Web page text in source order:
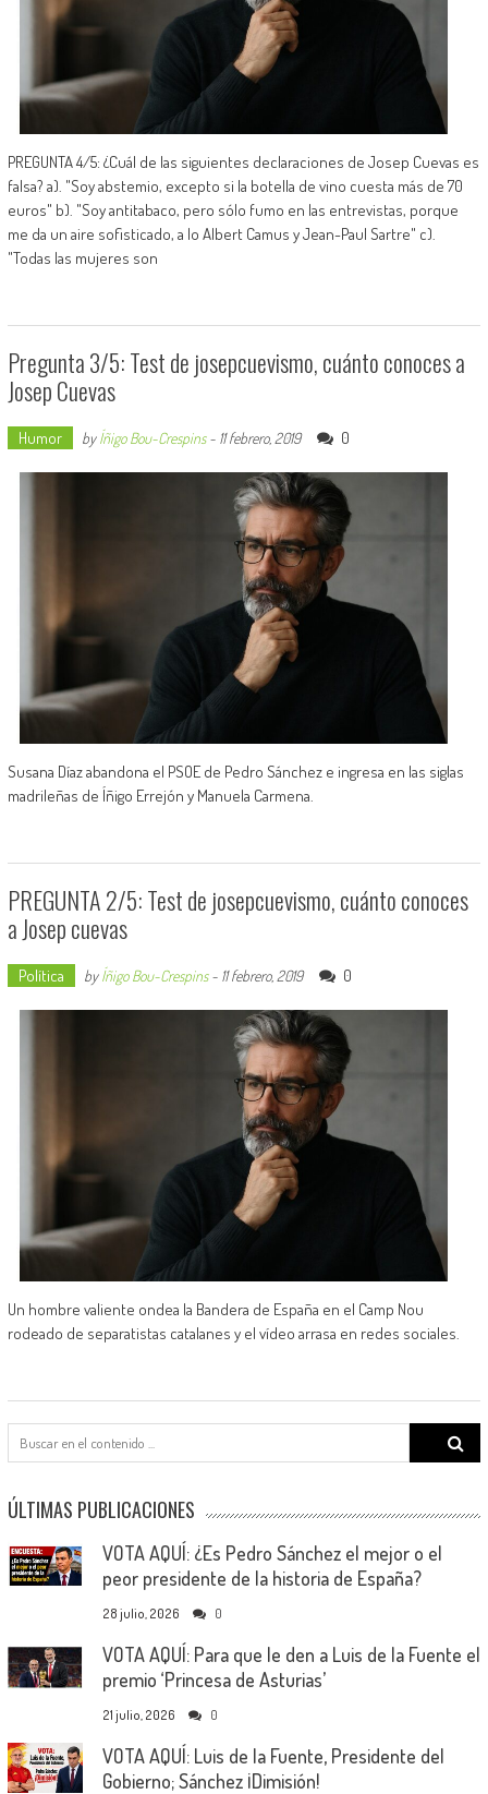
PREGUNTA 4/5: ¿Cuál de las siguientes declaraciones de Josep Cuevas es
falsa? a). "Soy abstemio, excepto si la botella de vino cuesta más de 70
euros" b). "Soy antitabaco, pero sólo fumo en las entrevistas, porque
me da un aire sofisticado, a lo Albert Camus y Jean-Paul Sartre" c).
"Todas las mujeres son
Pregunta 3/5: Test de josepcuevismo, cuánto conoces a
Josep Cuevas
Humor byÍñigo Bou-Crespins- 11 febrero, 2019 0
Susana Díaz abandona el PSOE de Pedro Sánchez e ingresa en las siglas
madrileñas de Íñigo Errejón y Manuela Carmena.
PREGUNTA 2/5: Test de josepcuevismo, cuánto conoces
a Josep cuevas
Política byÍñigo Bou-Crespins- 11 febrero, 2019 0
Un hombre valiente ondea la Bandera de España en el Camp Nou
rodeado de separatistas catalanes y el vídeo arrasa en redes sociales.
Search
for:
ÚLTIMAS PUBLICACIONES
VOTA AQUÍ: ¿Es Pedro Sánchez el mejor o el
peor presidente de la historia de España?
28 julio, 2026 0
VOTA AQUÍ: Para que le den a Luis de la Fuente el
premio ‘Princesa de Asturias’
21 julio, 2026 0
VOTA AQUÍ: Luis de la Fuente, Presidente del
Gobierno; Sánchez ¡Dimisión!